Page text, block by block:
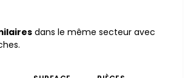
dans le même secteur avec